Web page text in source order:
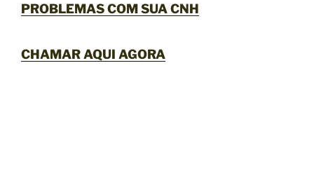
PROBLEMAS COM SUA CNH
CHAMAR AQUI AGORA